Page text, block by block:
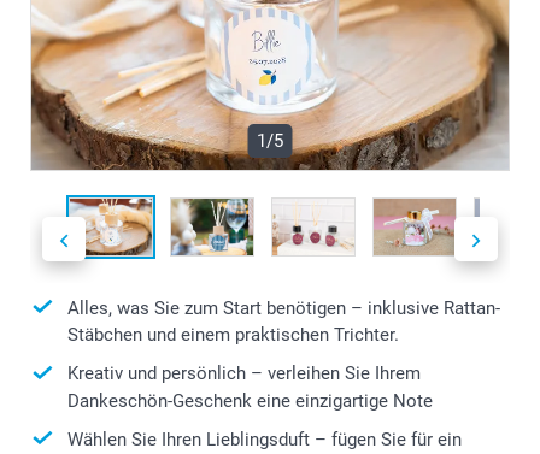
1/5
Alles, was Sie zum Start benötigen – inklusive Rattan-
Stäbchen und einem praktischen Trichter.
Kreativ und persönlich – verleihen Sie Ihrem
Dankeschön-Geschenk eine einzigartige Note
Wählen Sie Ihren Lieblingsduft – fügen Sie für ein